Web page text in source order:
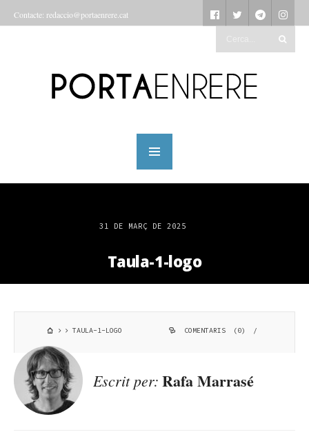
Contacte: redaccio@portaenrere.cat
31 DE MARÇ DE 2025
Taula-1-logo
TAULA-1-LOGO COMENTARIS (0) /
Escrit per: Rafa Marrasé